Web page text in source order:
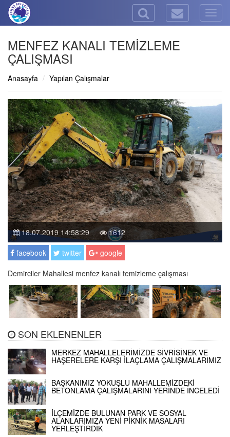
MENFEZ KANALI TEMİZLEME
ÇALIŞMASI
Anasayfa Yapılan Çalışmalar
18.07.2019 14:58:29
1612
facebook
twitter
google
Demirciler Mahallesi menfez kanalı temizleme çalışması
SON EKLENENLER
MERKEZ MAHALLELERİMİZDE SİVRİSİNEK VE
HAŞERELERE KARŞI İLAÇLAMA ÇALIŞMALARIMIZ
BAŞKANIMIZ YOKUŞLU MAHALLEMİZDEKİ
BETONLAMA ÇALIŞMALARINI YERİNDE İNCELEDİ
İLÇEMİZDE BULUNAN PARK VE SOSYAL
ALANLARIMIZA YENİ PİKNİK MASALARI
YERLEŞTİRDİK